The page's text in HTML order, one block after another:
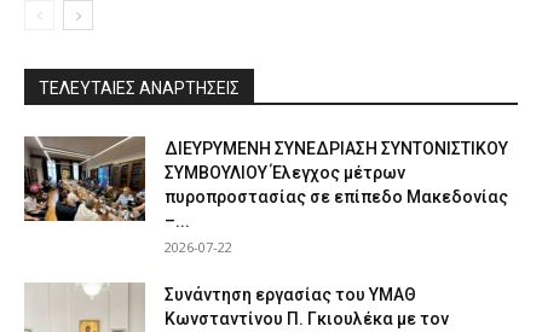
ΤΕΛΕΥΤΑΙΕΣ ΑΝΑΡΤΗΣΕΙΣ
ΔΙΕΥΡΥΜΕΝΗ ΣΥΝΕΔΡΙΑΣΗ ΣΥΝΤΟΝΙΣΤΙΚΟΥ
ΣΥΜΒΟΥΛΙΟΥ Έλεγχος μέτρων
πυροπροστασίας σε επίπεδο Μακεδονίας
–...
2026-07-22
Συνάντηση εργασίας του ΥΜΑΘ
Κωνσταντίνου Π. Γκιουλέκα με τον